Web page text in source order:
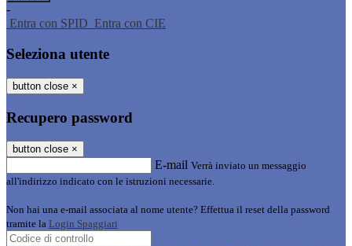
-
Entra con SPID Entra con CIE
Seleziona utente
button close ×
Recupero password
button close ×
E-mail Verrà inviato un messaggio
all'indirizzo indicato con le istruzioni necessarie.
Non hai una e-mail associata al nome utente? Effettua il reset della password
tramite la Login Spaggiari